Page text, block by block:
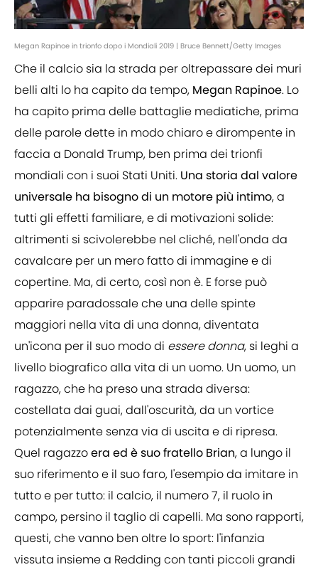
Megan Rapinoe in trionfo dopo i Mondiali 2019 | Bruce Bennett/Getty Images
Che il calcio sia la strada per oltrepassare dei muri
belli alti lo ha capito da tempo, Megan Rapinoe. Lo
ha capito prima delle battaglie mediatiche, prima
delle parole dette in modo chiaro e dirompente in
faccia a Donald Trump, ben prima dei trionfi
mondiali con i suoi Stati Uniti. Una storia dal valore
universale ha bisogno di un motore più intimo, a
tutti gli effetti familiare, e di motivazioni solide:
altrimenti si scivolerebbe nel cliché, nell'onda da
cavalcare per un mero fatto di immagine e di
copertine. Ma, di certo, così non è. E forse può
apparire paradossale che una delle spinte
maggiori nella vita di una donna, diventata
un'icona per il suo modo di essere donna, si leghi a
livello biografico alla vita di un uomo. Un uomo, un
ragazzo, che ha preso una strada diversa:
costellata dai guai, dall'oscurità, da un vortice
potenzialmente senza via di uscita e di ripresa.
Quel ragazzoera ed è suo fratello Brian, a lungo il
suo riferimento e il suo faro, l'esempio da imitare in
tutto e per tutto: il calcio, il numero 7, il ruolo in
campo, persino il taglio di capelli. Ma sono rapporti,
questi, che vanno ben oltre lo sport: l'infanzia
vissuta insieme a Redding con tanti piccoli grandi